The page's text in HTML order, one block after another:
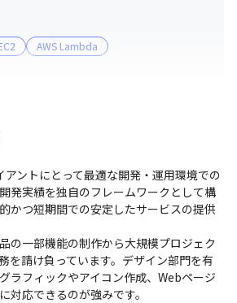
AWS Lambda
アントにとって最適な開発・運用環境での
発実績を独自のフレームワークとして構
かつ短期間での安定したサービスの提供
の一部機能の制作から大規模プロジェク
を請け負っています。デザイン部門を有
ラフィックやアイコン作成、Webページ
対応できるのが強みです。